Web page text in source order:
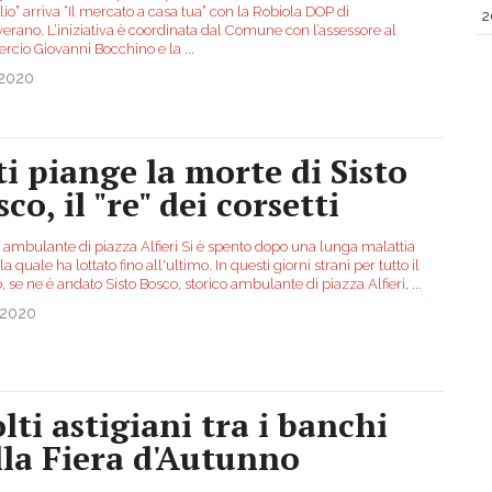
arriva “Il mercato a casa tua” con la Robiola DOP di
L’iniziativa è coordinata dal Comune con l’assessore al
Giovanni Bocchino e la
piange la morte di Sisto
il "re" dei corsetti
ambulante di piazza Alfieri Si è spento dopo una lunga malattia
quale ha lottato fino all'ultimo. In questi giorni strani per tutto il
se ne è andato Sisto Bosco, storico ambulante di piazza Alfieri,
astigiani tra i banchi
Fiera d'Autunno